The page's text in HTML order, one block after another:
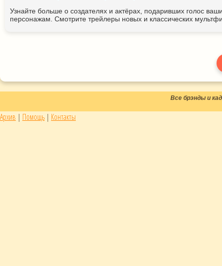
Узнайте больше о создателях и актёрах, подаривших голос
персонажам. Смотрите трейлеры новых и классических
Все брэнды и
Архив | Помощь | Контакты